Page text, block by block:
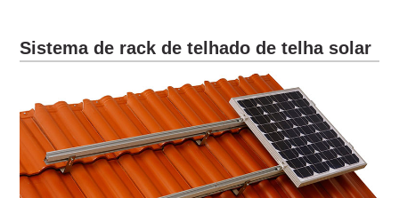
Sistema de rack de telhado de telha solar